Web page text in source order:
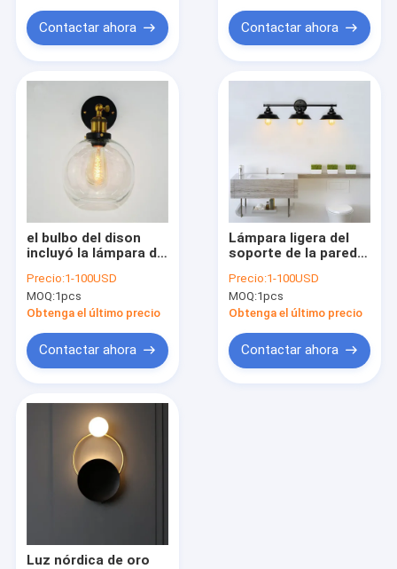
Productos
Sobre nosotros
Visita a la fábrica
Control de Calidad
Solicitar una cotización
Lámpara pendiente moderna
Luces colgantes antiguas
Lámpara pendiente de cristal
Luces pendientes de la rota y de madera
Contactar ahora
109)
Contactar ahora
el bulbo del dison
incluyó la lámpara de
la lámpara de los
apliques de la pared
de cristal (WH-VR-
Precio:1-100USD
MOQ:1pcs
Obtenga el último precio
Contactar ahora
Lámpara ligera del
soporte de la pared
del accesorio del
aplique de la pared de
la luz 3 de la vanidad
(WH-VR-107)
Precio:1-100USD
MOQ:1pcs
Obtenga el último precio
Contactar ahora
Luz nórdica de oro